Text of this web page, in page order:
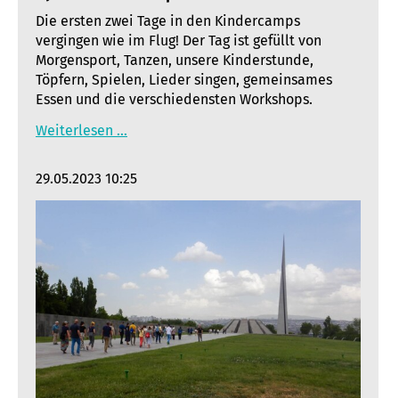
Die ersten zwei Tage in den Kindercamps
vergingen wie im Flug! Der Tag ist gefüllt von
Morgensport, Tanzen, unsere Kinderstunde,
Töpfern, Spielen, Lieder singen, gemeinsames
Essen und die verschiedensten Workshops.
Weiterlesen …
29.05.2023 10:25